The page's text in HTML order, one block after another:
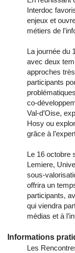
Interdoc
enjeux et
métiers de
La journée du
avec deux
approches
participants
Val‑d’Oise,
Hosy ou
grâce à
Le 16 octobre
Lemiere,
offrira un
participants,
qui viendra
médias et à
Informations
Les